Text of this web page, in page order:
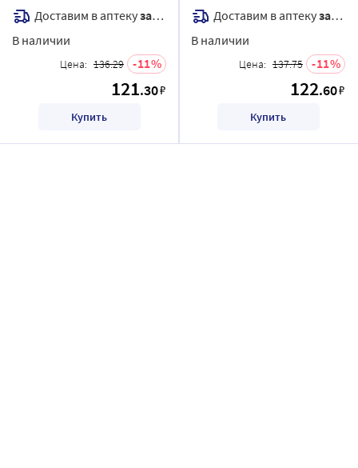
Доставим в аптекузавтра
В наличии
Цена: 136.29 11
121.30₽
Купить
Доставим в аптекузавтра
В наличии
Цена: 137.75 11
122.60₽
Купить